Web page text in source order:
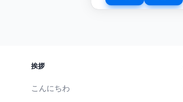
挨拶
こんにちわ